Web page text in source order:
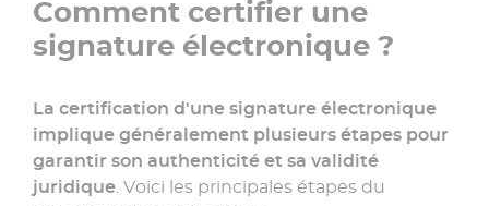
Comment certifier une
signature électronique ?
La certification d'une signature électronique
implique généralement plusieurs étapes pour
garantir son authenticité et sa validité
juridique. Voici les principales étapes du